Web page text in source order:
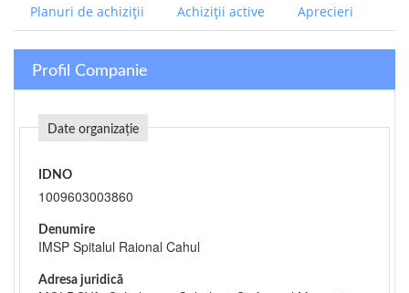
Planuri de achiziții Achiziții active Aprecieri
Profil Companie
Date organizație
IDNO
1009603003860
Denumire
IMSP Spitalul Raional Cahul
Adresa juridică